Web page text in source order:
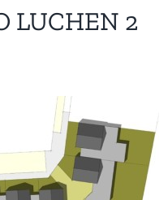
LUCHEN 2